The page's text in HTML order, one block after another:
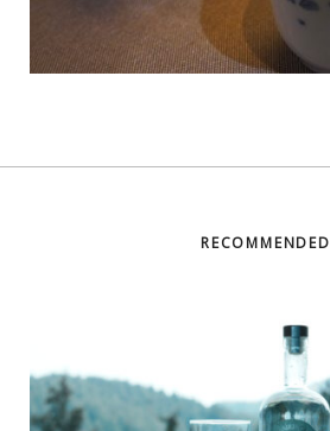
RECOMMENDED